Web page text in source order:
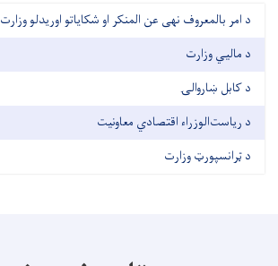
د امر بالمعروف نهی عن المنکر او شکایاتو اوریدلو وزارت
د مالیي وزارت
د کابل ښاروالۍ
د ریاست‌الوزراء اقتصادي معاونیت
د ټرانسپورټ وزارت